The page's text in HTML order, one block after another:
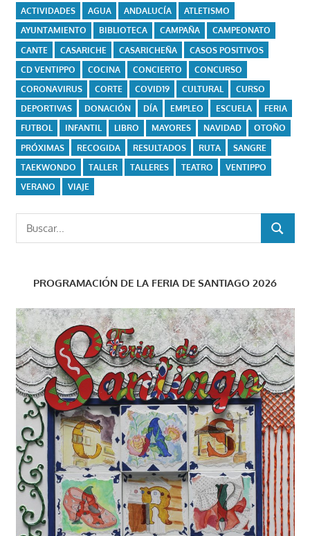
ACTIVIDADES AGUA ANDALUCÍA
ATLETISMO
AYUNTAMIENTO
BIBLIOTECA CAMPAÑA
CAMPEONATO
CANTE
CASARICHE CASARICHEÑA
CASOS POSITIVOS
CD VENTIPPO
COCINA CONCIERTO
CONCURSO
CORONAVIRUS
CORTE COVID19 CULTURAL
CURSO
DEPORTIVAS
DONACIÓN DÍA EMPLEO ESCUELA
FERIA
FUTBOL
INFANTIL LIBRO MAYORES NAVIDAD
OTOÑO
PRÓXIMAS
RECOGIDA RESULTADOS RUTA
SANGRE
TAEKWONDO
TALLER TALLERES TEATRO
VENTIPPO
VERANO
VIAJE
Buscar:
BUSCAR
PROGRAMACIÓN DE LA FERIA DE SANTIAGO 2026